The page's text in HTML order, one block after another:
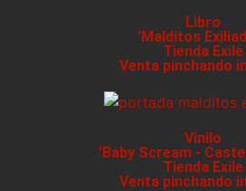
Libro
'Malditos
Tienda Exile
Venta pinchando
Vinilo
'Baby Scream -
Tienda Exile
Venta pinchando